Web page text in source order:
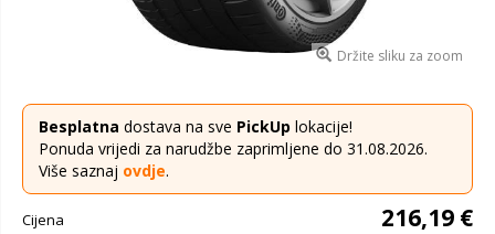
Držite sliku za zoom
Besplatna dostava na sve PickUp lokacije!
Ponuda vrijedi za narudžbe zaprimljene do 31.08.2026.
Više saznaj ovdje.
Cijena 216,19 €